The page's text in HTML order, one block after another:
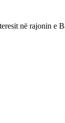
në rajonin